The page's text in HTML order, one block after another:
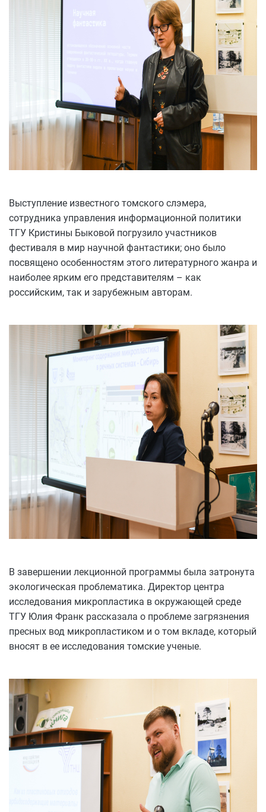
Выступление известного томского слэмера,
сотрудника управления информационной политики
ТГУ Кристины Быковой погрузило участников
фестиваля в мир научной фантастики; оно было
посвящено особенностям этого литературного жанра и
наиболее ярким его представителям – как
российским, так и зарубежным авторам.
В завершении лекционной программы была затронута
экологическая проблематика. Директор центра
исследования микропластика в окружающей среде
ТГУ Юлия Франк рассказала о проблеме загрязнения
пресных вод микропластиком и о том вкладе, который
вносят в ее исследования томские ученые.